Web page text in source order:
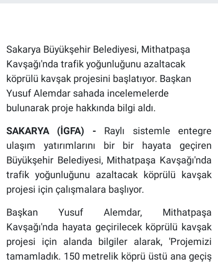
Sakarya Büyükşehir Belediyesi, Mithatpaşa
Kavşağı'nda trafik yoğunluğunu azaltacak
köprülü kavşak projesini başlatıyor. Başkan
Yusuf Alemdar sahada incelemelerde
bulunarak proje hakkında bilgi aldı.
SAKARYA (İGFA) - Raylı sistemle entegre
ulaşım yatırımlarını bir bir hayata geçiren
Büyükşehir Belediyesi, Mithatpaşa Kavşağı'nda
trafik yoğunluğunu azaltacak köprülü kavşak
projesi için çalışmalara başlıyor.
Başkan Yusuf Alemdar, Mithatpaşa
Kavşağı'nda hayata geçirilecek köprülü kavşak
projesi için alanda bilgiler alarak, 'Projemizi
tamamladık. 150 metrelik köprü üstü ana geçiş